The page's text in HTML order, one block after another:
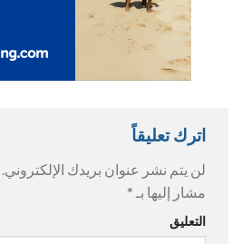
اترك تعليقاً
لن يتم نشر عنوان بريدك الإلكتروني.
مشار إليها بـ *
التعليق